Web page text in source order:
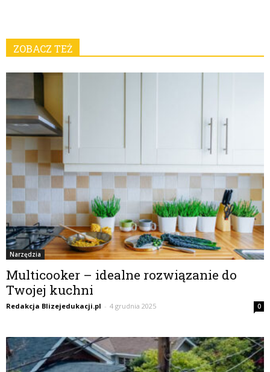
ZOBACZ TEŻ
Narzędzia
Multicooker – idealne rozwiązanie do
Twojej kuchni
Redakcja Blizejedukacji.pl - 4 grudnia 2025 0